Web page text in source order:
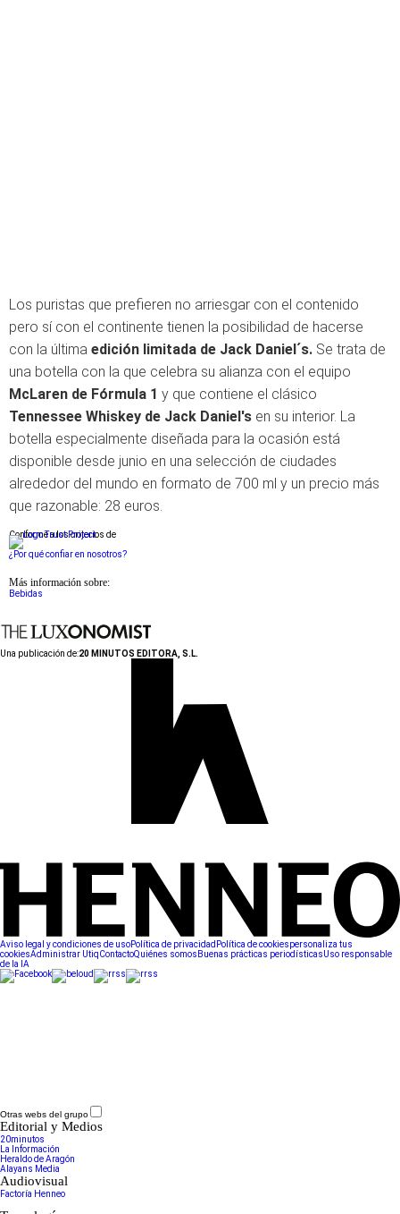
Los puristas que prefieren no arriesgar con el contenido
pero sí con el continente tienen la posibilidad de hacerse
con la última edición limitada de Jack Daniel´s. Se trata de
una botella con la que celebra su alianza con el equipo
McLaren de Fórmula 1 y que contiene el clásico
Tennessee Whiskey de Jack Daniel's en su interior. La
botella especialmente diseñada para la ocasión está
disponible desde junio en una selección de ciudades
alrededor del mundo en formato de 700 ml y un precio más
que razonable: 28 euros.
Conforme a los criterios de
¿Por qué confiar en nosotros?
Más información sobre:
Bebidas
Una publicación de:20 MINUTOS EDITORA, S.L.
Aviso legal y condiciones de usoPolítica de privacidad Política de cookiespersonaliza tus
cookiesAdministrar UtiqContactoQuiénes somos Buenas prácticas periodísticasUso responsable
de la IA
Otras webs del grupo
Editorial y Medios
20minutos
La Información
Heraldo de Aragón
Alayans Media
Audiovisual
Factoría Henneo